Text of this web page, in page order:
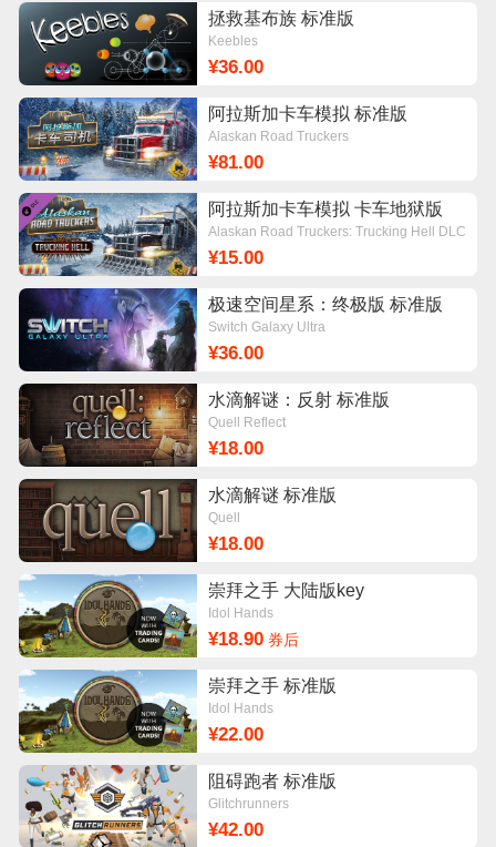
拯救基布族 标准版
Keebles
¥36.00
阿拉斯加卡车模拟 标准版
Alaskan Road Truckers
¥81.00
阿拉斯加卡车模拟 卡车地狱版
DLC
Alaskan Road Truckers: Trucking Hell DLC
¥15.00
极速空间星系：终极版 标准版
Switch Galaxy Ultra
¥36.00
水滴解谜：反射 标准版
Quell Reflect
¥18.00
水滴解谜 标准版
Quell
¥18.00
崇拜之手 大陆版key
Idol Hands
¥18.90券后
崇拜之手 标准版
Idol Hands
¥22.00
阻碍跑者 标准版
Glitchrunners
¥42.00